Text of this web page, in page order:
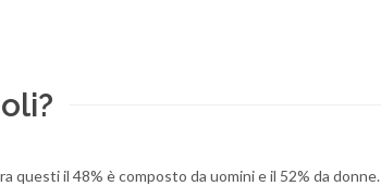
questi il 48% è composto da uomini e il 52% da donne.